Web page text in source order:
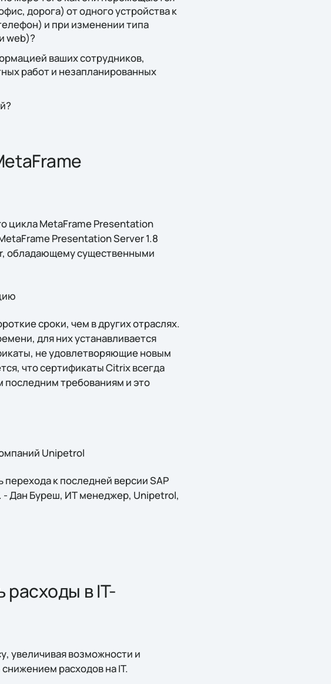
дорога) от одного устройства к
и при изменении типа
web)?
ваших сотрудников,
работ и незапланированных
цикла MetaFrame Presentation
Presentation Server 1.8
обладающему существенными
сроки, чем в других отраслях.
для них устанавливается
не удовлетворяющие новым
что сертификаты Citrix всегда
требованиям и это
Unipetrol
к последней версии SAP
- Дан Буреш, ИТ менеджер, Unipetrol,
расходы в IT-
увеличивая возможности и
расходов на IT.